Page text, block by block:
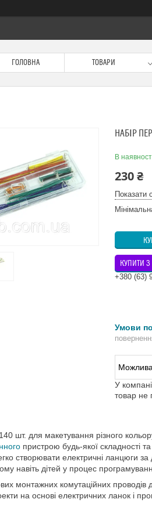
ГОЛОВНА ТОВАРИ
НАБІР
В
230 ₴
Показати
КУПИТИ З
+380 (63)
У
товар не
шт. для макетування різного
пристрою будь-якої складності
створювати електричні ланцюги
навіть дітей у процес
монтажних комутаційних
на основі електричних ланок і